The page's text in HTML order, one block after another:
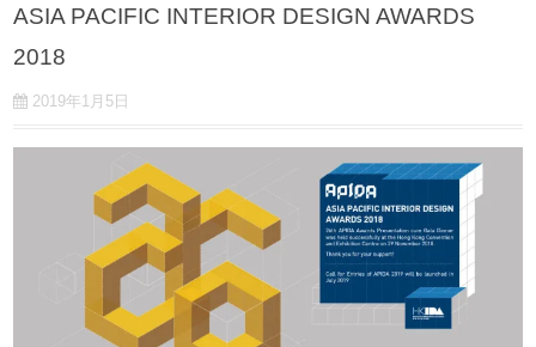
ASIA PACIFIC INTERIOR DESIGN AWARDS
2018
2019年1月5日